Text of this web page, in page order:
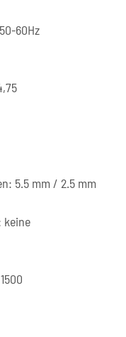
60Hz
5.5 mm / 2.5 mm
keine